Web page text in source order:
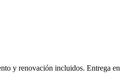
y renovación incluidos. Entrega en